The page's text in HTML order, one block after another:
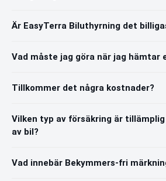
Är EasyTerra Biluthyrning det
Vad måste jag göra när jag hämtar
Tillkommer det några kostnader?
Vilken typ av försäkring är
av bil?
Vad innebär Bekymmers-fri